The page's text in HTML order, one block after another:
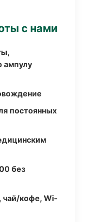
с нами
ампулу
постоянных
без
чай/кофе, Wi-